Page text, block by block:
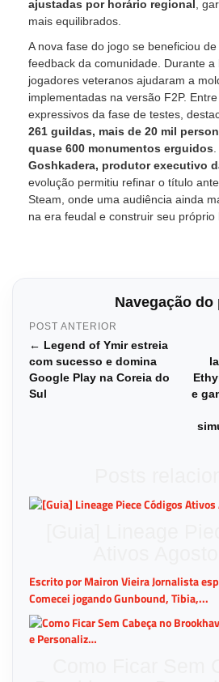
ajustadas por horário regional
,
mais equilibrados.
A nova fase do jogo se beneficiou
feedback da comunidade. Durante a
jogadores veteranos ajudaram a
implementadas na versão F2P.
expressivos da fase de testes,
261 guildas, mais de 20 mil
quase 600 monumentos erguidos
Goshkadera, produtor executivo
evolução permitiu refinar o título
Steam, onde uma audiência ainda
na era feudal e construir seu próprio
Navegação do
POST ANTERIOR
← Legend of Ymir estreia
com sucesso e domina
Google Play na Coreia do
Sul
e
Escrito por Mairon Vieira Jornalista
Comecei jogando Gunbound, Tibia,...